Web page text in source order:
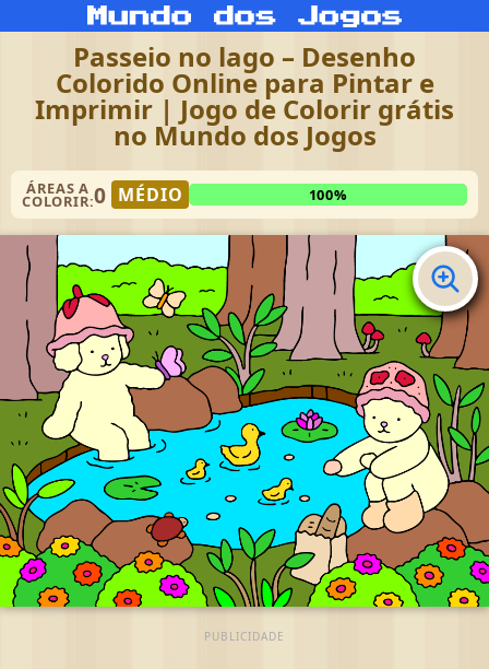
Passeio no lago – Desenho
Colorido Online para Pintar e
Imprimir | Jogo de Colorir grátis
no Mundo dos Jogos
ÁREAS A
COLORIR:0 MÉDIO 100%
PUBLICIDADE